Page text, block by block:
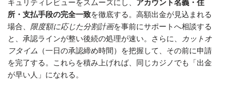
キュリティレビューをスムーズにし、 アカウント名義・住
所・支払手段の完全一致を徹底する。高額出金が見込まれる
場合、 限度額に応じた分割計画を事前にサポートへ相談する
と、承認ラインが整い後続の処理が速い。さらに、
カットオ
フタイム （一日の承認締め時間）を把握して、その前に申請
を完了する。これらを積み上げれば、同じカジノでも「出金
が早い人」になれる。